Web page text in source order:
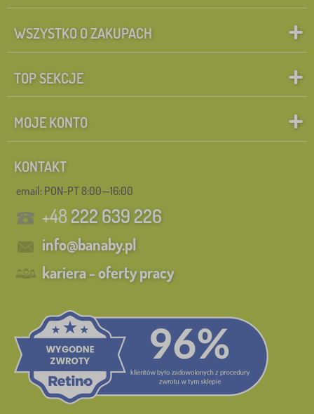
WSZYSTKO O ZAKUPACH
TOP SEKCJE
MOJE KONTO
KONTAKT
email: PON-PT 8:00—16:00
+48222 639 226
info@banaby.pl
kariera - oferty pracy